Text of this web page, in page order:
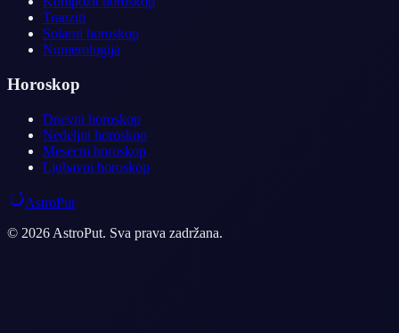
Tranziti
Solarni horoskop
Numerologija
Horoskop
Dnevni horoskop
Nedeljni horoskop
Mesecni horoskop
Ljubavni horoskop
AstroPut
© 2026 AstroPut. Sva prava zadržana.